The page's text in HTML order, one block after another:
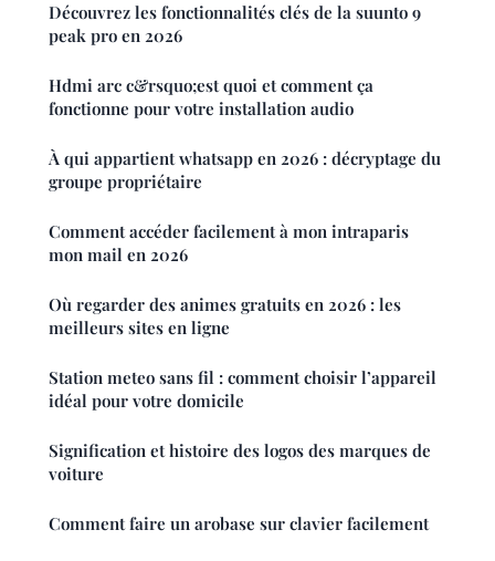
Découvrez les fonctionnalités clés de la suunto 9
peak pro en 2026
Hdmi arc c&rsquo;est quoi et comment ça
fonctionne pour votre installation audio
À qui appartient whatsapp en 2026 : décryptage du
groupe propriétaire
Comment accéder facilement à mon intraparis
mon mail en 2026
Où regarder des animes gratuits en 2026 : les
meilleurs sites en ligne
Station meteo sans fil : comment choisir l’appareil
idéal pour votre domicile
Signification et histoire des logos des marques de
voiture
Comment faire un arobase sur clavier facilement